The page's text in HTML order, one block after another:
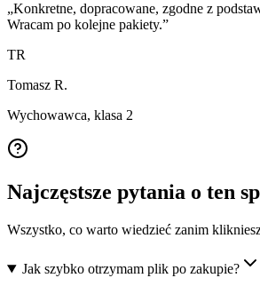
„Konkretne, dopracowane, zgodne z
Wracam po kolejne pakiety.”
TR
Tomasz R.
Wychowawca, klasa 2
Najczęstsze pytania o ten
Wszystko, co warto wiedzieć zanim
Jak szybko otrzymam plik po zakupie?